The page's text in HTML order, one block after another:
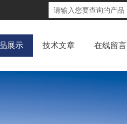
展示 技术文章 在线留言